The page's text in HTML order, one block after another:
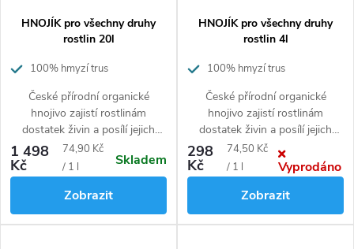
HNOJÍK pro všechny druhy
rostlin 20l
100% hmyzí trus
České přírodní organické
hnojivo zajistí rostlinám
dostatek živin a posílí jejich
imunitu proti škůdcům a
nemocem rostlin.
Bezpečné pro
lidi i zvířata.
1 498
Kč
Měrná
cena:
74,90 Kč
/ 1 l
Skladem
Zobrazit
HNOJÍK pro všechny druhy
rostlin 4l
100% hmyzí trus
České přírodní organické
hnojivo zajistí rostlinám
dostatek živin a posílí jejich
imunitu proti škůdcům a
nemocem rostlin.
Bezpečné pro
lidi i zvířata.
298
Kč
Měrná
cena:
74,50 Kč
/ 1 l
Vyprodáno
Zobrazit